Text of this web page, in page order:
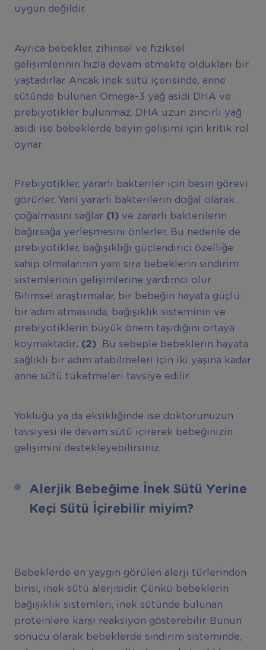
uygun değildir.
Ayrıca bebekler, zihinsel ve fiziksel
gelişimlerinin hızla devam etmekte oldukları bir
yaştadırlar. Ancak inek sütü içerisinde, anne
sütünde bulunan Omega-3 yağ asidi DHA ve
prebiyotikler bulunmaz. DHA uzun zincirli yağ
asidi ise bebeklerde beyin gelişimi için kritik rol
oynar.
Prebiyotikler, yararlı bakteriler için besin görevi
görürler. Yani yararlı bakterilerin doğal olarak
çoğalmasını sağlar (1) ve zararlı bakterilerin
bağırsağa yerleşmesini önlerler. Bu nedenle de
prebiyotikler, bağışıklığı güçlendirici özelliğe
sahip olmalarının yanı sıra bebeklerin sindirim
sistemlerinin gelişimlerine yardımcı olur.
Bilimsel araştırmalar, bir bebeğin hayata güçlü
bir adım atmasında, bağışıklık sisteminin ve
prebiyotiklerin büyük önem taşıdığını ortaya
koymaktadır. (2)Bu sebeple bebeklerin hayata
sağlıklı bir adım atabilmeleri için iki yaşına kadar
anne sütü tüketmeleri tavsiye edilir.
Yokluğu ya da eksikliğinde ise doktorunuzun
tavsiyesi ile devam sütü içirerek bebeğinizin
gelişimini destekleyebilirsiniz.
Alerjik Bebeğime İnek Sütü Yerine
Keçi Sütü İçirebilir miyim?
Bebeklerde en yaygın görülen alerji türlerinden
birisi, inek sütü alerjisidir. Çünkü bebeklerin
bağışıklık sistemleri, inek sütünde bulunan
proteinlere karşı reaksiyon gösterebilir. Bunun
sonucu olarak bebeklerde sindirim sisteminde,